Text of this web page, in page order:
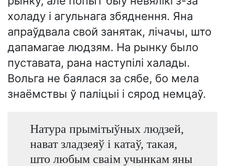
холаду і агульнага збяднення. Яна
апраўдвала свой занятак, лічачы, што
дапамагае людзям. На рынку было
пуставата, рана наступілі халады.
Вольга не баялася за сябе, бо мела
знаёмствы ў паліцыі і сярод немцаў.
Натура прымітыўных людзей,
нават зладзеяў і катаў, такая,
што любым сваім учынкам яны